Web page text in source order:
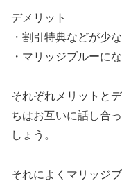
デメリット
・割引特典などが少
・マリッジブルーに
それぞれメリットと
ちはお互いに話し合
しょう。
それによくマリッジ